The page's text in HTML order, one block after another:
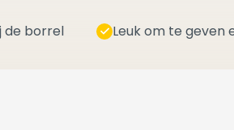
de borrel Leuk om te geven